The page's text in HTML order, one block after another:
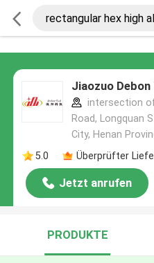
Jiaozuo
intersection
Road, Longquan
City, Henan
5.0
Überprüfter
Jetzt anrufen
PRODUKTE